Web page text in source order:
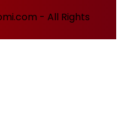
- All Rights